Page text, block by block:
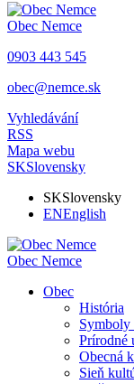
Obec Nemce
0903 443 545
obec@nemce.sk
Vyhledávání
RSS
Mapa webu
SKSlovensky
SKSlovensky
ENEnglish
Obec Nemce
Obec
História
Symboly
Prírodné
Obecná
Sieň